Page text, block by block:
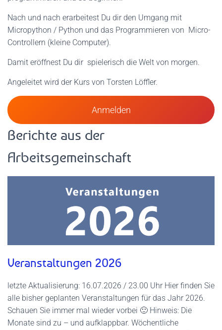
Nach und nach erarbeitest Du dir den Umgang mit
Micropython / Python und das Programmieren von Micro-
Controllern (kleine Computer).
Damit eröffnest Du dir spielerisch die Welt von morgen.
Angeleitet wird der Kurs von Torsten Löffler.
Anmelden
Berichte aus der
Arbeitsgemeinschaft
Veranstaltungen 2026
letzte Aktualisierung: 16.07.2026 / 23.00 Uhr Hier finden Sie
alle bisher geplanten Veranstaltungen für das Jahr 2026.
Schauen Sie immer mal wieder vorbei 🙂 Hinweis: Die
Monate sind zu – und aufklappbar. Wöchentliche